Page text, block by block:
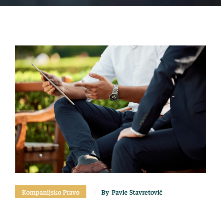
Kompanijsko Pravo By Pavle Stavretović